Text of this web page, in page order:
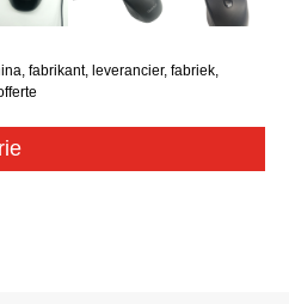
fabrikant, leverancier, fabriek,